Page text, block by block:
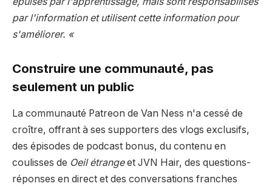
par l'information et utilisent cette information pour
s'améliorer. «
Construire une communauté, pas
seulement un public
La communauté Patreon de Van Ness n'a cessé de
croître, offrant à ses supporters des vlogs exclusifs,
des épisodes de podcast bonus, du contenu en
coulisses de Oeil étrangeet JVN Hair, des questions-
réponses en direct et des conversations franches